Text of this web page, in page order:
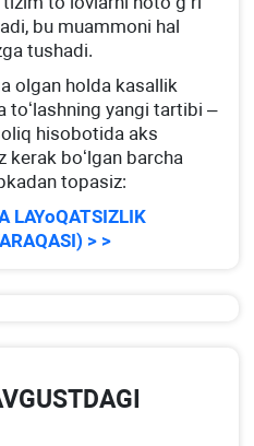
bu muammoni hal
tushadi.
olgan holda kasallik
toʻlashning yangi tartibi –
hisobotida aks
boʻlgan barcha
topasiz:
LAYoQATSIZLIK
> >